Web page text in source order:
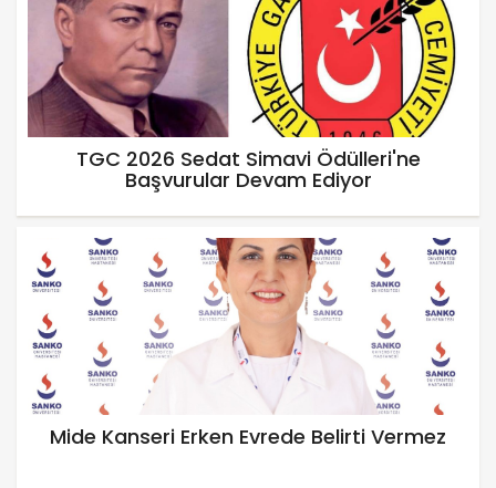
TGC 2026 Sedat Simavi Ödülleri'ne
Başvurular Devam Ediyor
Mide Kanseri Erken Evrede Belirti Vermez